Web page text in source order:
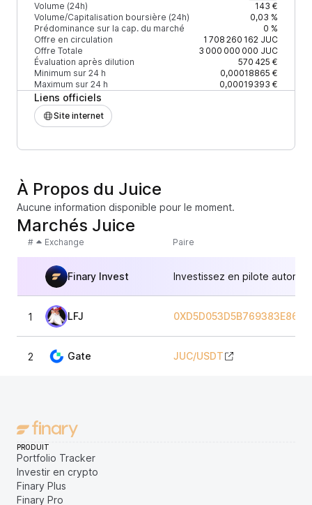
Volume (24h)
143 €
Volume/Capitalisation boursière (24h)
0,03 %
Prédominance sur la cap. du marché
0 %
Offre en circulation
1 708 260 162JUC
Offre Totale
3 000 000 000 JUC
Évaluation après dilution
570 425 €
Minimum sur 24 h
0,00018865 €
Maximum sur 24 h
0,00019393 €
Liens officiels
Site internet
À Propos du Juice
Aucune information disponible pour le moment.
Marchés Juice
# Exchange Paire
Finary Invest Investissez en pilote
1 LFJ
2 Gate JUC/USDT
PRODUIT
Portfolio Tracker
Investir en crypto
Finary Plus
Finary Pro